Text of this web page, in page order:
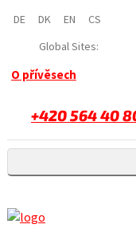
DE DK EN
CS
Global Sites:
O přívěsech
+420 564 40